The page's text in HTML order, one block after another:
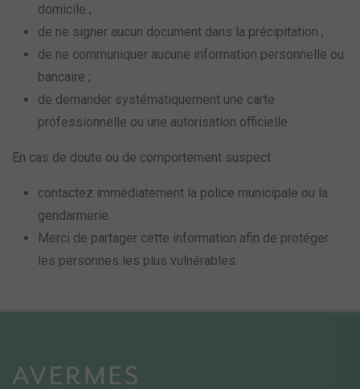
domicile ;
de ne signer aucun document dans la précipitation ;
de ne communiquer aucune information personnelle ou
bancaire ;
de demander systématiquement une carte
professionnelle ou une autorisation officielle.
En cas de doute ou de comportement suspect :
contactez immédiatement la police municipale ou la
gendarmerie.
Merci de partager cette information afin de protéger
les personnes les plus vulnérables.